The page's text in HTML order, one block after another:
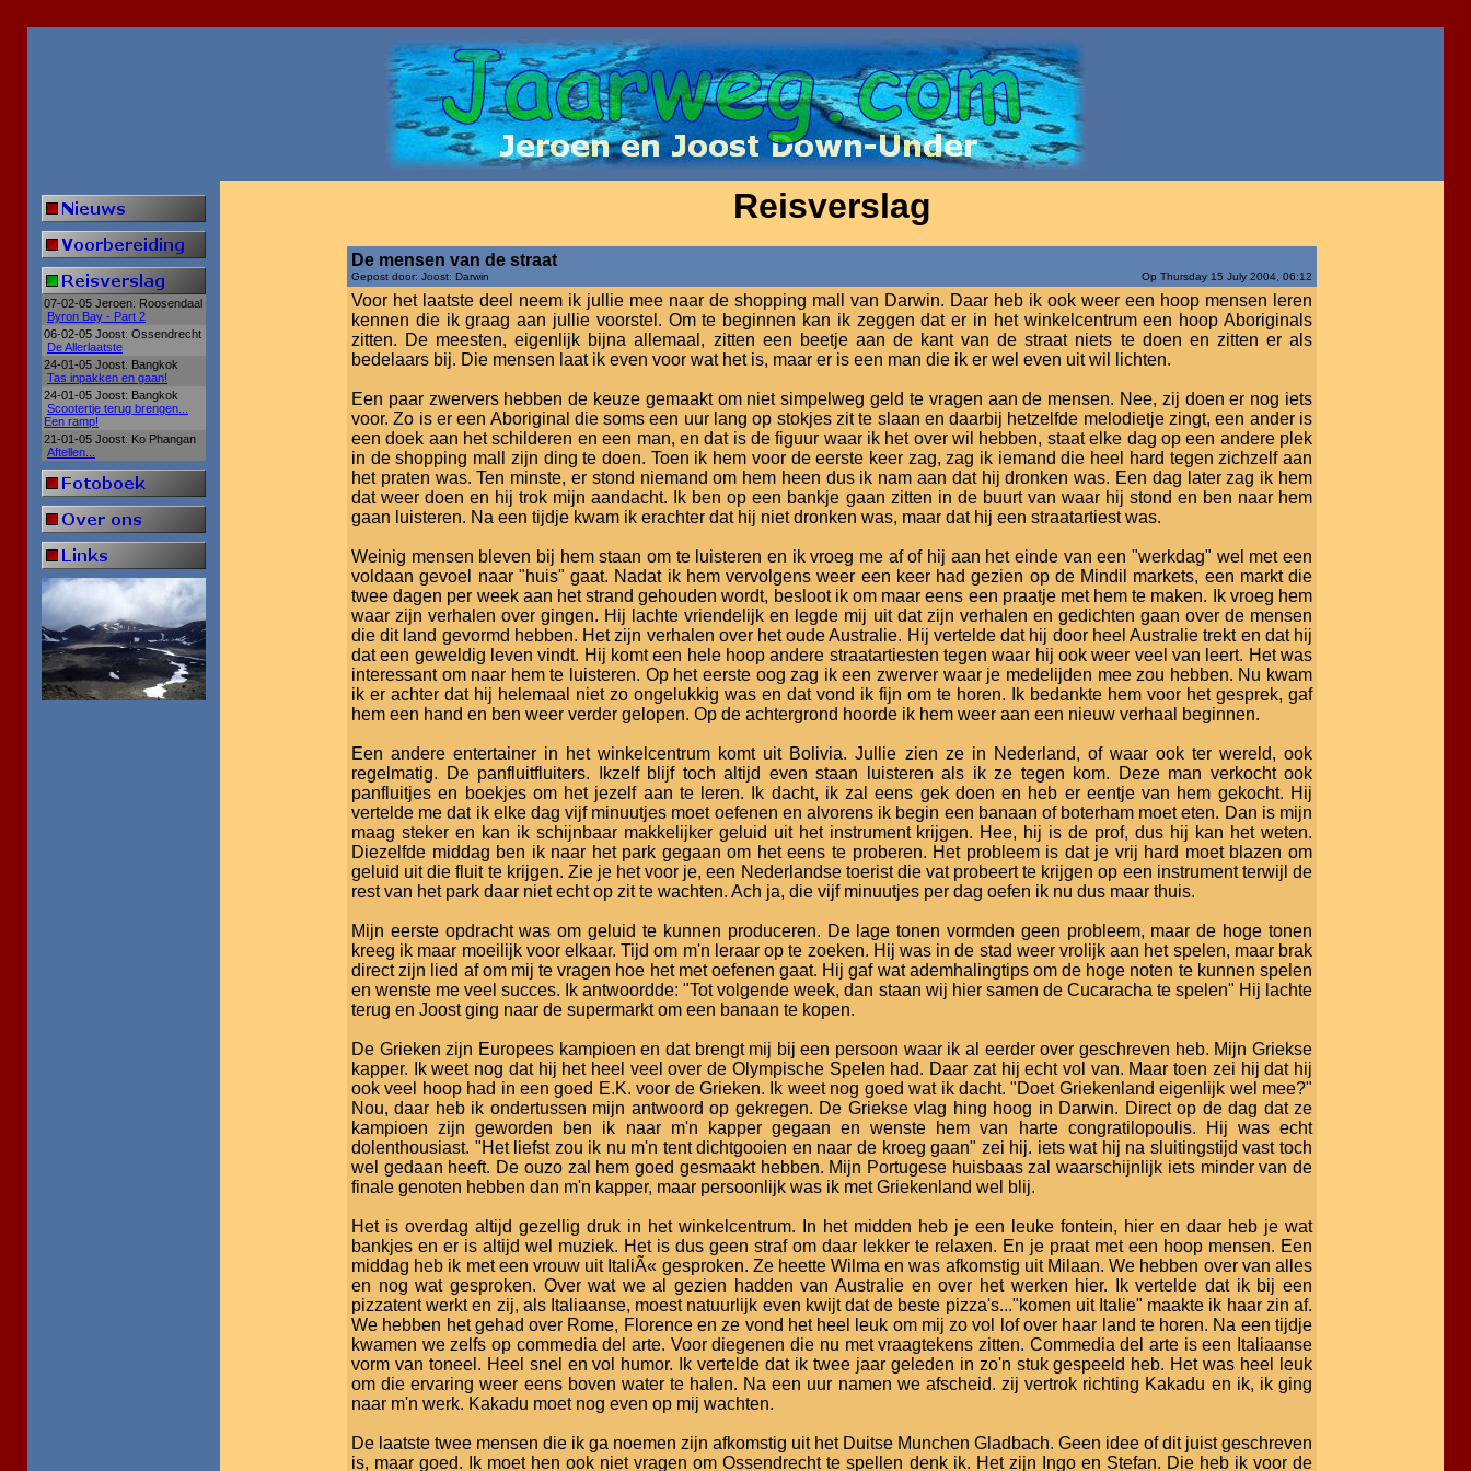
07-02-05 Jeroen: Roosendaal
Byron Bay - Part 2
06-02-05 Joost: Ossendrecht
De Allerlaatste
24-01-05 Joost: Bangkok
Tas inpakken en gaan!
24-01-05 Joost: Bangkok
Scootertje terug brengen...
Een ramp!
21-01-05 Joost: Ko Phangan
Aftellen...
Reisverslag
De mensen van de straat
Gepost door: Joost: Darwin Op Thursday 15 July 2004, 06:12
Voor het laatste deel neem ik jullie mee naar de shopping mall van Darwin. Daar heb ik ook weer een hoop mensen leren
kennen die ik graag aan jullie voorstel. Om te beginnen kan ik zeggen dat er in het winkelcentrum een hoop Aboriginals
zitten. De meesten, eigenlijk bijna allemaal, zitten een beetje aan de kant van de straat niets te doen en zitten er als
bedelaars bij. Die mensen laat ik even voor wat het is, maar er is een man die ik er wel even uit wil lichten.
Een paar zwervers hebben de keuze gemaakt om niet simpelweg geld te vragen aan de mensen. Nee, zij doen er nog iets
voor. Zo is er een Aboriginal die soms een uur lang op stokjes zit te slaan en daarbij hetzelfde melodietje zingt, een ander is
een doek aan het schilderen en een man, en dat is de figuur waar ik het over wil hebben, staat elke dag op een andere plek
in de shopping mall zijn ding te doen. Toen ik hem voor de eerste keer zag, zag ik iemand die heel hard tegen zichzelf aan
het praten was. Ten minste, er stond niemand om hem heen dus ik nam aan dat hij dronken was. Een dag later zag ik hem
dat weer doen en hij trok mijn aandacht. Ik ben op een bankje gaan zitten in de buurt van waar hij stond en ben naar hem
gaan luisteren. Na een tijdje kwam ik erachter dat hij niet dronken was, maar dat hij een straatartiest was.
Weinig mensen bleven bij hem staan om te luisteren en ik vroeg me af of hij aan het einde van een "werkdag" wel met een
voldaan gevoel naar "huis" gaat. Nadat ik hem vervolgens weer een keer had gezien op de Mindil markets, een markt die
twee dagen per week aan het strand gehouden wordt, besloot ik om maar eens een praatje met hem te maken. Ik vroeg hem
waar zijn verhalen over gingen. Hij lachte vriendelijk en legde mij uit dat zijn verhalen en gedichten gaan over de mensen
die dit land gevormd hebben. Het zijn verhalen over het oude Australie. Hij vertelde dat hij door heel Australie trekt en dat hij
dat een geweldig leven vindt. Hij komt een hele hoop andere straatartiesten tegen waar hij ook weer veel van leert. Het was
interessant om naar hem te luisteren. Op het eerste oog zag ik een zwerver waar je medelijden mee zou hebben. Nu kwam
ik er achter dat hij helemaal niet zo ongelukkig was en dat vond ik fijn om te horen. Ik bedankte hem voor het gesprek, gaf
hem een hand en ben weer verder gelopen. Op de achtergrond hoorde ik hem weer aan een nieuw verhaal beginnen.
Een andere entertainer in het winkelcentrum komt uit Bolivia. Jullie zien ze in Nederland, of waar ook ter wereld, ook
regelmatig. De panfluitfluiters. Ikzelf blijf toch altijd even staan luisteren als ik ze tegen kom. Deze man verkocht ook
panfluitjes en boekjes om het jezelf aan te leren. Ik dacht, ik zal eens gek doen en heb er eentje van hem gekocht. Hij
vertelde me dat ik elke dag vijf minuutjes moet oefenen en alvorens ik begin een banaan of boterham moet eten. Dan is mijn
maag steker en kan ik schijnbaar makkelijker geluid uit het instrument krijgen. Hee, hij is de prof, dus hij kan het weten.
Diezelfde middag ben ik naar het park gegaan om het eens te proberen. Het probleem is dat je vrij hard moet blazen om
geluid uit die fluit te krijgen. Zie je het voor je, een Nederlandse toerist die vat probeert te krijgen op een instrument terwijl de
rest van het park daar niet echt op zit te wachten. Ach ja, die vijf minuutjes per dag oefen ik nu dus maar thuis.
Mijn eerste opdracht was om geluid te kunnen produceren. De lage tonen vormden geen probleem, maar de hoge tonen
kreeg ik maar moeilijk voor elkaar. Tijd om m'n leraar op te zoeken. Hij was in de stad weer vrolijk aan het spelen, maar brak
direct zijn lied af om mij te vragen hoe het met oefenen gaat. Hij gaf wat ademhalingtips om de hoge noten te kunnen spelen
en wenste me veel succes. Ik antwoordde: "Tot volgende week, dan staan wij hier samen de Cucaracha te spelen" Hij lachte
terug en Joost ging naar de supermarkt om een banaan te kopen.
De Grieken zijn Europees kampioen en dat brengt mij bij een persoon waar ik al eerder over geschreven heb. Mijn Griekse
kapper. Ik weet nog dat hij het heel veel over de Olympische Spelen had. Daar zat hij echt vol van. Maar toen zei hij dat hij
ook veel hoop had in een goed E.K. voor de Grieken. Ik weet nog goed wat ik dacht. "Doet Griekenland eigenlijk wel mee?"
Nou, daar heb ik ondertussen mijn antwoord op gekregen. De Griekse vlag hing hoog in Darwin. Direct op de dag dat ze
kampioen zijn geworden ben ik naar m'n kapper gegaan en wenste hem van harte congratilopoulis. Hij was echt
dolenthousiast. "Het liefst zou ik nu m'n tent dichtgooien en naar de kroeg gaan" zei hij. iets wat hij na sluitingstijd vast toch
wel gedaan heeft. De ouzo zal hem goed gesmaakt hebben. Mijn Portugese huisbaas zal waarschijnlijk iets minder van de
finale genoten hebben dan m'n kapper, maar persoonlijk was ik met Griekenland wel blij.
Het is overdag altijd gezellig druk in het winkelcentrum. In het midden heb je een leuke fontein, hier en daar heb je wat
bankjes en er is altijd wel muziek. Het is dus geen straf om daar lekker te relaxen. En je praat met een hoop mensen. Een
middag heb ik met een vrouw uit ItaliÃ« gesproken. Ze heette Wilma en was afkomstig uit Milaan. We hebben over van alles
en nog wat gesproken. Over wat we al gezien hadden van Australie en over het werken hier. Ik vertelde dat ik bij een
pizzatent werkt en zij, als Italiaanse, moest natuurlijk even kwijt dat de beste pizza's..."komen uit Italie" maakte ik haar zin af.
We hebben het gehad over Rome, Florence en ze vond het heel leuk om mij zo vol lof over haar land te horen. Na een tijdje
kwamen we zelfs op commedia del arte. Voor diegenen die nu met vraagtekens zitten. Commedia del arte is een Italiaanse
vorm van toneel. Heel snel en vol humor. Ik vertelde dat ik twee jaar geleden in zo'n stuk gespeeld heb. Het was heel leuk
om die ervaring weer eens boven water te halen. Na een uur namen we afscheid. zij vertrok richting Kakadu en ik, ik ging
naar m'n werk. Kakadu moet nog even op mij wachten.
De laatste twee mensen die ik ga noemen zijn afkomstig uit het Duitse Munchen Gladbach. Geen idee of dit juist geschreven
is, maar goed. Ik moet hen ook niet vragen om Ossendrecht te spellen denk ik. Het zijn Ingo en Stefan. Die heb ik voor de